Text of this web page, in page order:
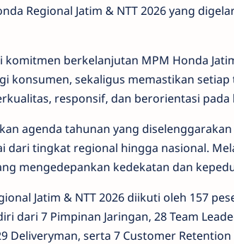
Regional Jatim & NTT 2026 yang
komitmen berkelanjutan MPM Honda
konsumen, sekaligus memastikan
responsif, dan berorientasi pada
agenda tahunan yang
dari tingkat regional hingga nasional.
mengedepankan kedekatan dan
Jatim & NTT 2026 diikuti oleh 157
dari 7 Pimpinan Jaringan, 28 Team
Deliveryman, serta 7 Customer Retention